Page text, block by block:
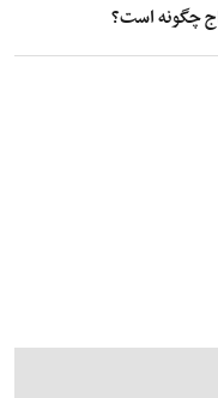
چگونه است؟